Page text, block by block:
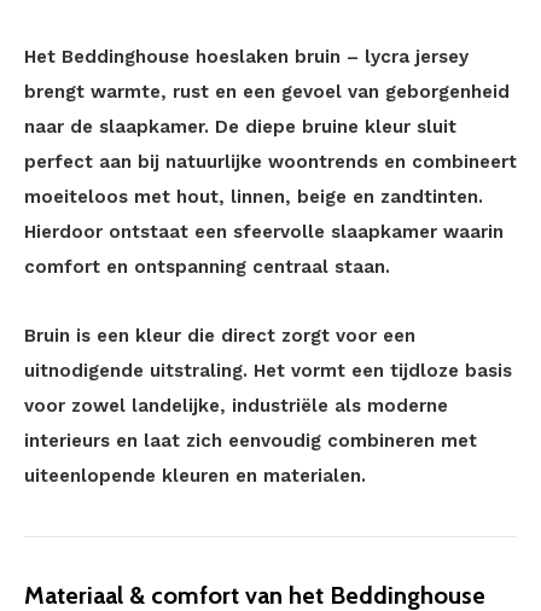
Het Beddinghouse hoeslaken bruin – lycra jersey
brengt warmte, rust en een gevoel van geborgenheid
naar de slaapkamer. De diepe bruine kleur sluit
perfect aan bij natuurlijke woontrends en combineert
moeiteloos met hout, linnen, beige en zandtinten.
Hierdoor ontstaat een sfeervolle slaapkamer waarin
comfort en ontspanning centraal staan.
Bruin is een kleur die direct zorgt voor een
uitnodigende uitstraling. Het vormt een tijdloze basis
voor zowel landelijke, industriële als moderne
interieurs en laat zich eenvoudig combineren met
uiteenlopende kleuren en materialen.
Materiaal & comfort van het Beddinghouse